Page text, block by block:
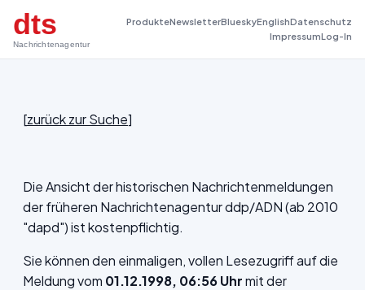
dts
Nachrichtenagentur
ProdukteNewsletterBlueskyEnglishDatenschutz
ImpressumLog-In
[zurück zur Suche]
Die Ansicht der historischen Nachrichtenmeldungen
der früheren Nachrichtenagentur ddp/ADN (ab 2010
"dapd") ist kostenpflichtig.
Sie können den einmaligen, vollen Lesezugriff auf die
Meldung vom 01.12.1998, 06:56 Uhrmit der